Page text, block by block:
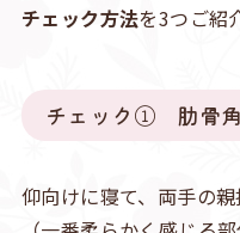
チェック方法を3つご紹
チェック① 肋骨
仰向けに寝て、両手の